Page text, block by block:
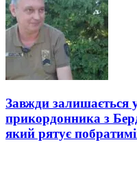
Завжди залишається
прикордонника з
який рятує